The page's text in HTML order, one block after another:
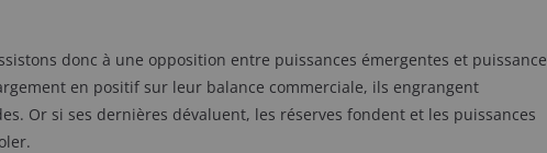
donc à une opposition entre puissances émergentes et puissance
en positif sur leur balance commerciale, ils engrangent
Or si ses dernières dévaluent, les réserves fondent et les puissances